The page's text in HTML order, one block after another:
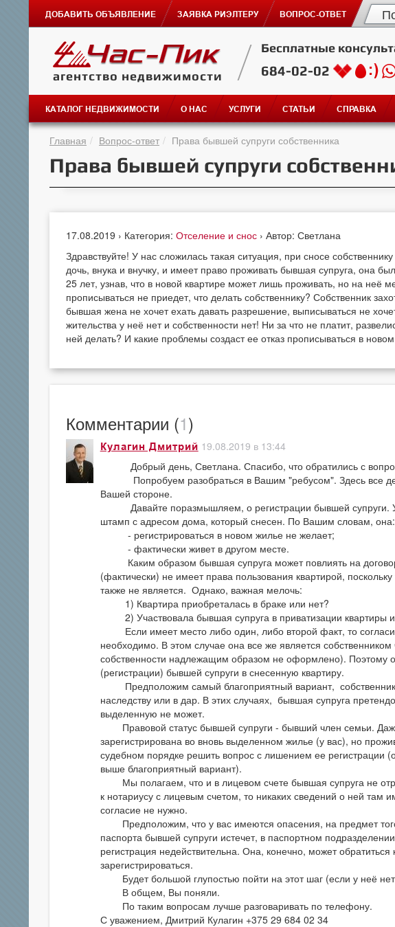
ДОБАВИТЬ ОБЪЯВЛЕНИЕ ЗАЯВКА РИЭЛТЕРУ ВОПРОС-ОТВЕТ
агентство недвижимости
Бесплатные
684-02-02
КАТАЛОГ НЕДВИЖИМОСТИ О НАС УСЛУГИ СТАТЬИ СПРАВКА
Главная Вопрос-ответ Права бывшей супруги собственника
Права бывшей супруги
17.08.2019 › Категория: Отселение и снос › Автор: Светлана
Здравствуйте! У нас сложилась такая ситуация, при сносе
дочь, внука и внучку, и имеет право проживать бывшая супруга, она
25 лет, узнав, что в новой квартире может лишь проживать, но на неё
прописываться не приедет, что делать собственнику? Собственник
бывшая жена не хочет ехать давать разрешение, выписываться не
жительства у неё нет и собственности нет! Ни за что не платит,
ней делать? И какие проблемы создаст ее отказ прописываться в
Комментарии (1)
Кулагин Дмитрий 19.08.2019 в 13:44
Добрый день, Светлана. Спасибо, что обратились с
Попробуем разобраться в Вашим "ребусом". Здесь все
Вашей стороне.
Давайте поразмышляем, о регистрации бывшей супруги. У
штамп с адресом дома, который снесен. По Вашим словам, она:
- регистрироваться в новом жилье не желает;
- фактически живет в другом месте.
Каким образом бывшая супруга может повлиять на
(фактически) не имеет права пользования квартирой,
также не является. Однако, важная мелочь:
1) Квартира приобреталась в браке или нет?
2) Участвовала бывшая супруга в приватизации квартиры
Если имеет место либо один, либо второй факт, то
необходимо. В этом случае она все же является собственником
собственности надлежащим образом не оформлено). Поэтому
(регистрации) бывшей супруги в снесенную квартиру.
Предположим самый благоприятный вариант, собственник
наследству или в дар. В этих случаях, бывшая супруга
выделенную не может.
Правовой статус бывшей супруги - бывший член семьи.
зарегистрирована во вновь выделенном жилье (у вас), но
судебном порядке решить вопрос с лишением ее регистрации
выше благоприятный вариант).
Мы полагаем, что и в лицевом счете бывшая супруга не
к нотариусу с лицевым счетом, то никаких сведений о ней там
согласие не нужно.
Предположим, что у вас имеются опасения, на предмет
паспорта бывшей супруги истечет, в паспортном
регистрация недействительна. Она, конечно, может
зарегистрироваться.
Будет большой глупостью пойти на этот шаг (если у неё
В общем, Вы поняли.
По таким вопросам лучше разговаривать по телефону.
С уважением, Дмитрий Кулагин +375 29 684 02 34